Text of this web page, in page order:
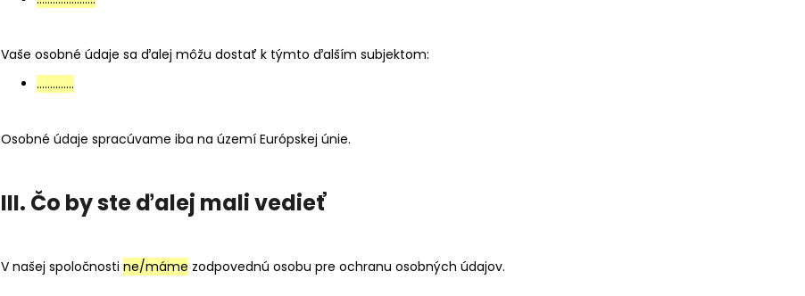
Vaše osobné údaje sa ďalej môžu dostať k týmto ďalším subjektom:
…………..
Osobné údaje spracúvame iba na území Európskej únie.
III. Čo by ste ďalej mali vedieť
V našej spoločnosti ne/máme zodpovednú osobu pre ochranu osobných údajov.